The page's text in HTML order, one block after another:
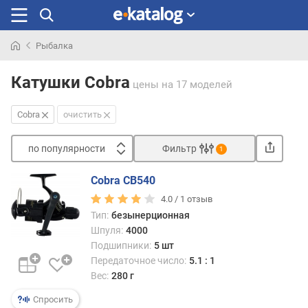
раньше
Рыбалка
Катушки Cobra цены на 17 моделей
Cobra очистить
по популярности
о
п
о
у
л
р
Фильтр 1
Спросить
Cobra CB540
4.0 / 1 отзыв
Тип: безынерционная
Шпуля: 4000
Подшипники: 5 шт
Передаточное число: 5.1 : 1
Вес: 280 г